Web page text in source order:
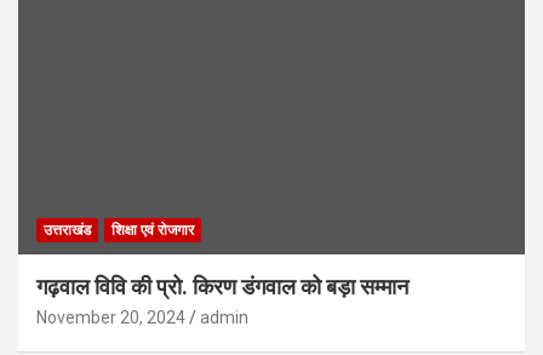
उत्तराखंड शिक्षा एवं रोजगार
गढ़वाल विवि की प्रो. किरण डंगवाल को बड़ा सम्मान
November 20, 2024 admin